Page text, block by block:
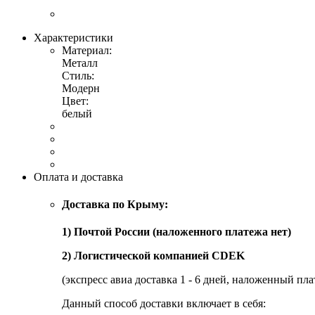
Характеристики
Материал:
Металл
Стиль:
Модерн
Цвет:
белый
Оплата и доставка
Доставка по Крыму:
1) Почтой России (наложенного платежа нет)
2) Логистической компанией CDEK
(экспресс авиа доставка 1 - 6 дней, наложенный
Данный способ доставки включает в себя: